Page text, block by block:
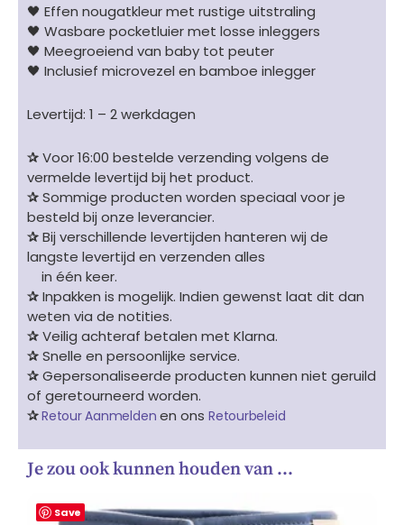
🖤 Effen nougatkleur met rustige uitstraling
🖤 Wasbare pocketluier met losse inleggers
🖤 Meegroeiend van baby tot peuter
🖤 Inclusief microvezel en bamboe inlegger
Levertijd: 1 – 2 werkdagen
✰Voor 16:00 bestelde verzending volgens de
vermelde levertijd bij het product.
✰Sommige producten worden speciaal voor je
besteld bij onze leverancier.
✰Bij verschillende levertijden hanteren wij de
langste levertijd en verzenden alles
in één keer.
✰Inpakken is mogelijk. Indien gewenst laat dit dan
weten via de notities.
✰Veilig achteraf betalen met Klarna.
✰Snelle en persoonlijke service.
✰Gepersonaliseerde producten kunnen niet geruild
of geretourneerd worden.
✰Retour Aanmelden en ons Retourbeleid
Je zou ook kunnen houden van …
Save